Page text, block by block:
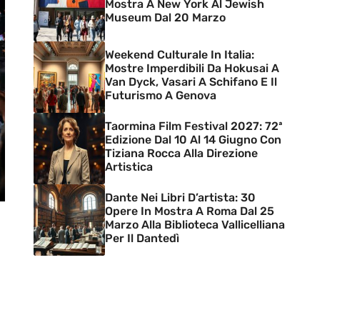
Mostra A New York Al Jewish
Museum Dal 20 Marzo
Weekend Culturale In Italia:
Mostre Imperdibili Da Hokusai A
Van Dyck, Vasari A Schifano E Il
Futurismo A Genova
Taormina Film Festival 2027: 72ª
Edizione Dal 10 Al 14 Giugno Con
Tiziana Rocca Alla Direzione
Artistica
Dante Nei Libri D’artista: 30
Opere In Mostra A Roma Dal 25
Marzo Alla Biblioteca Vallicelliana
Per Il Dantedì